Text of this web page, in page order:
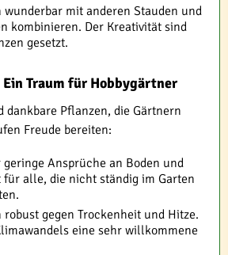
wunderbar mit anderen Stauden und
kombinieren. Der Kreativität sind
gesetzt.
Traum für Hobbygärtner
dankbare Pflanzen, die Gärtnern
Freude bereiten:
Ansprüche an Boden und
für alle, die nicht ständig im Garten
robust gegen Trockenheit und Hitze.
eine sehr willkommene